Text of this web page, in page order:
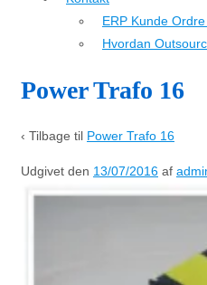
ERP Kunde
Hvordan
Power Trafo 16
‹ Tilbage til Power Trafo 16
Udgivet den 13/07/2016 af